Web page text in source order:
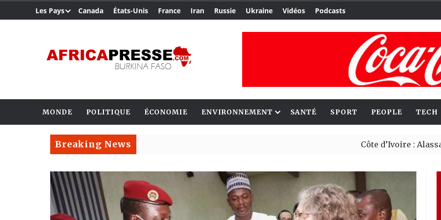
Les Pays Canada États-Unis France Iran Russie Ukraine Vidéos Podcasts
MONDE POLITIQUE ÉCONOMIE ENVIRONNEMENT SANTÉ SPORT PEOPLE TECH
Breaking News Côte d’Ivoire : Alassane